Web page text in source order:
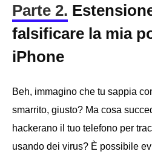
Parte 2.
falsificare la mia
iPhone
Beh, immagino che tu sappia
smarrito, giusto? Ma cosa
hackerano il tuo telefono per
usando dei virus? È possibile